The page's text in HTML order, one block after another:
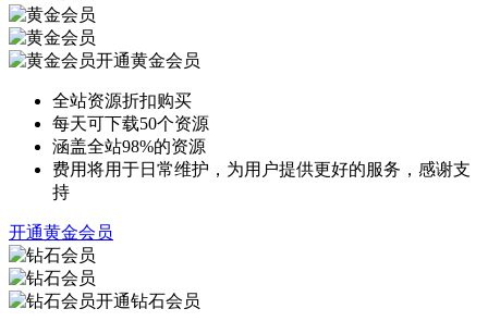
开通黄金会员
全站资源折扣购买
每天可下载50个资源
涵盖全站98%的资源
费用将用于日常维护，为用户提供更好的服务，感谢支
持
开通黄金会员
开通钻石会员